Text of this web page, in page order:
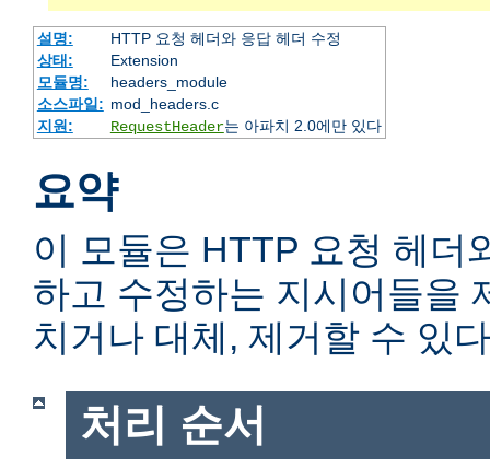
설명:
HTTP 요청 헤더와 응답 헤더 수정
상태:
Extension
모듈명:
headers_module
소스파일: mod_headers.c
지원:
RequestHeader는 아파치 2.0에만 있다
요약
이 모듈은 HTTP 요청 헤더
하고 수정하는 지시어들을
치거나 대체, 제거할 수 있
처리 순서